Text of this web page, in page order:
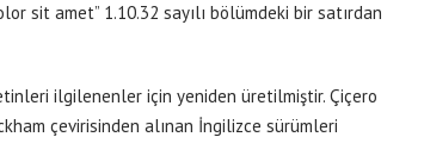
sit amet” 1.10.32 sayılı bölümdeki bir satırdan
ilgilenenler için yeniden üretilmiştir. Çiçero
çevirisinden alınan İngilizce sürümleri